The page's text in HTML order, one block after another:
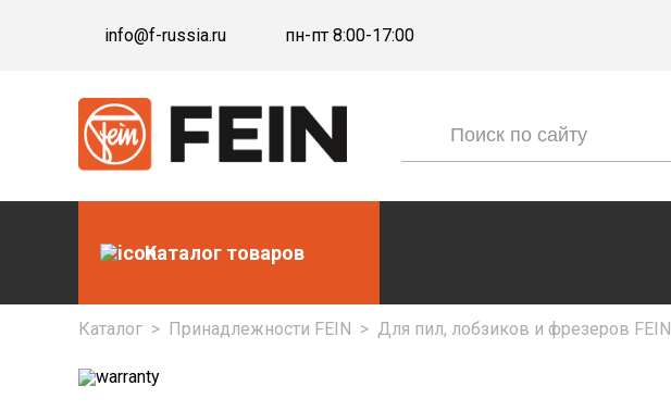
info@f-russia.ru пн-пт 8:00-17:00
Каталог товаров
Каталог > Принадлежности FEIN > Для пил, лобзиков и фрезеров FEIN